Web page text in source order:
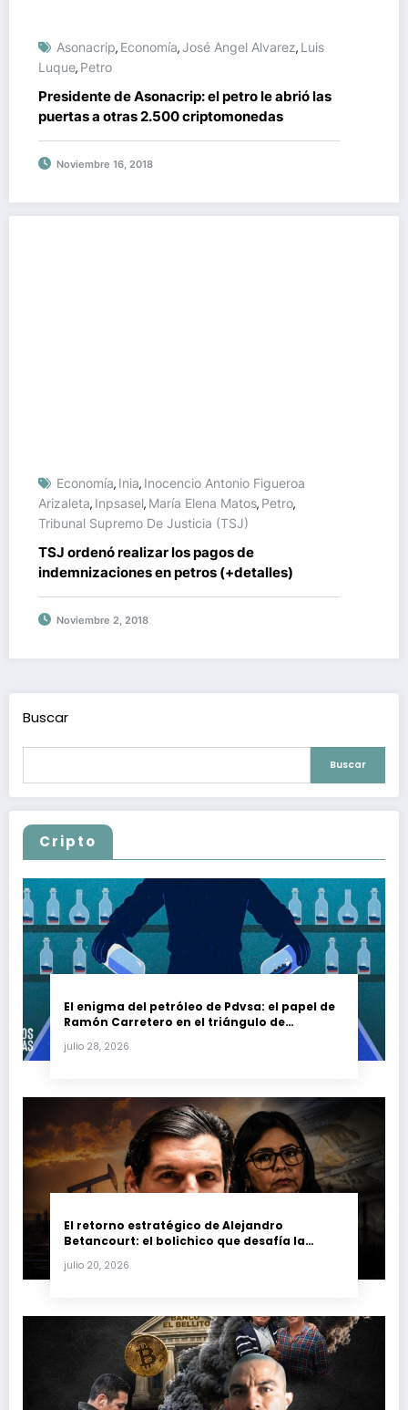
Asonacrip, Economía,José Angel Alvarez, Luis
Luque, Petro
Presidente de Asonacrip: el petro le abrió las
puertas a otras 2.500 criptomonedas
Noviembre 16, 2018
Economía, Inia, Inocencio Antonio Figueroa
Arizaleta, Inpsasel, María Elena Matos, Petro,
Tribunal Supremo De Justicia (TSJ)
TSJ ordenó realizar los pagos de
indemnizaciones en petros (+detalles)
Noviembre 2, 2018
Buscar
Buscar
Cripto
El enigma del petróleo de Pdvsa: el papel de
Ramón Carretero en el triángulo de
julio 28, 2026
El retorno estratégico de Alejandro
Betancourt: el bolichico que desafía la
petrolera venezolana
julio 20, 2026